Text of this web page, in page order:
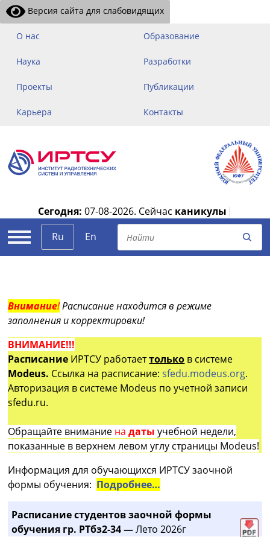
Версия сайта для слабовидящих
О нас Образование
Наука Разработки
Проекты Публикации
Карьера Контакты
Сегодня: 07-08-2026. Сейчас каникулы |
Ru
En
Внимание!Расписание находится в режиме
заполнения и корректировки!
ВНИМАНИЕ!!!
Расписание ИРТСУ работаеттолько в системе
Modeus. Ссылка на расписание:sfedu.modeus.org.
Авторизация в системе Modeus по учетной записи
sfedu.ru.
Обращайте внимание на датыучебной недели,
показанные в верхнем левом углу страницы Modeus!
Информация для обучающихся ИРТСУ заочной
формы обучения: Подробнее…
Расписание студентов заочной формы
обучения гр. РТбз2-34 —Лето 2026г